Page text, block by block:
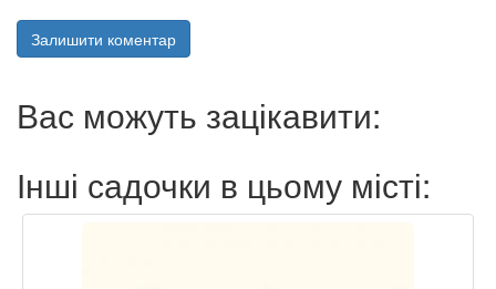
Залишити коментар
Вас можуть зацікавити:
Інші садочки в цьому місті: